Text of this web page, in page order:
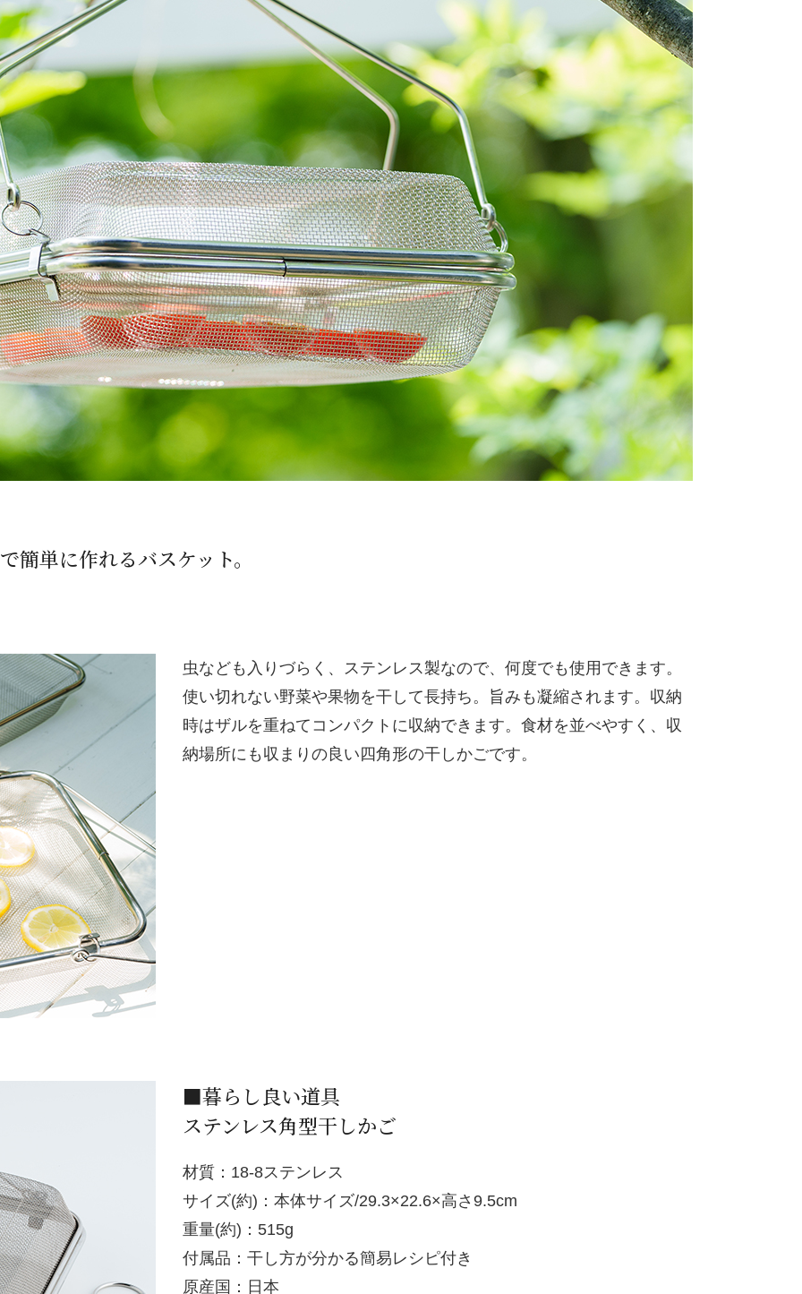
簡単に作れるバスケット。
虫なども入りづらく、ステンレス製なので、何度でも使用できます。
使い切れない野菜や果物を干して長持ち。旨みも凝縮されます。収納
時はザルを重ねてコンパクトに収納できます。食材を並べやすく、収
納場所にも収まりの良い四角形の干しかごです。
■暮らし良い道具
ステンレス角型干しかご
材質：18-8ステンレス
サイズ(約)：本体サイズ/29.3×22.6×高さ9.5cm
重量(約)：515g
付属品：干し方が分かる簡易レシピ付き
原産国：日本